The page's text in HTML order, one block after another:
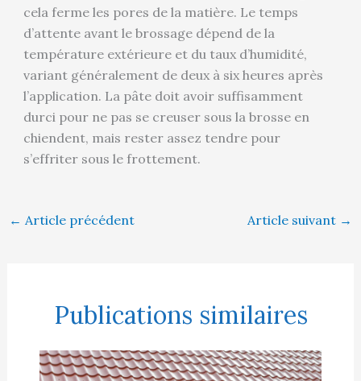
cela ferme les pores de la matière. Le temps
d’attente avant le brossage dépend de la
température extérieure et du taux d’humidité,
variant généralement de deux à six heures après
l’application. La pâte doit avoir suffisamment
durci pour ne pas se creuser sous la brosse en
chiendent, mais rester assez tendre pour
s’effriter sous le frottement.
← Article précédent Article suivant →
Publications similaires